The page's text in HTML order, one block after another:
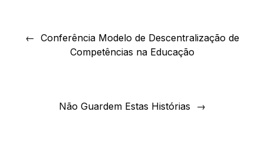
de
Conferência Modelo de Descentralização de
Competências na Educação
Não Guardem Estas Histórias